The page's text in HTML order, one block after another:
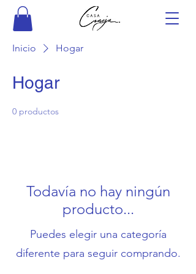
Inicio Hogar
Hogar
0 productos
Todavía no hay ningún
producto...
Puedes elegir una categoría
diferente para seguir comprando.